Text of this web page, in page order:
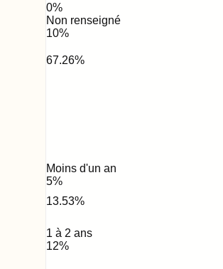
0%
Non renseigné
10%
67.26%
Moins d'un an
5%
13.53%
1 à 2 ans
12%